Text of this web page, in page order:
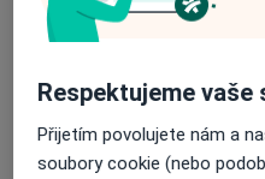
Co mám v takové
Způsoby platby
Respektujeme vaše
Přijetím povolujete nám a
soubory cookie (nebo